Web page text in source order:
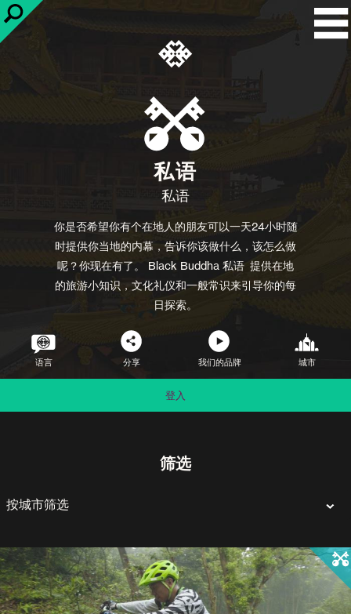
私语
私语
你是否希望你有个在地人的朋友可以一天24小时随
时提供你当地的内幕，告诉你该做什么，该怎么做
呢？你现在有了。 Black Buddha 私语 提供在地
的旅游小知识，文化礼仪和一般常识来引导你的每
日探索。
语言 分享 我们的品牌 城市
登入
筛选